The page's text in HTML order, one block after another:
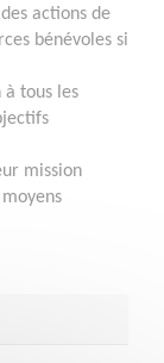
actions de
bénévoles si
tous les
mission